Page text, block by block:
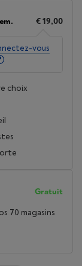
€ 19,00
vous
choix
Gratuit
70 magasins